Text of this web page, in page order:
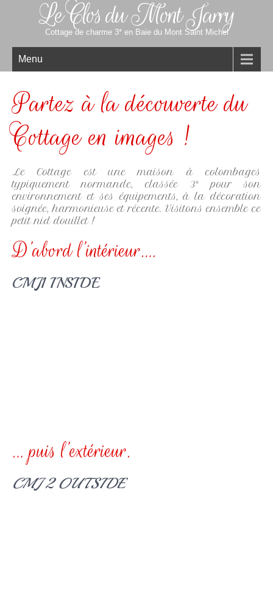
Le Clos du Mont Jarry
Cottage de charme 3* en Baie du Mont Saint Michel
Menu
Partez à la découverte du
Cottage en images !
Le Cottage est une maison à colombages
typiquement normande, classée 3* pour son
environnement et ses équipements, à la décoration
soignée, harmonieuse et récente. Visitons ensemble ce
petit nid douillet !
D’abord l’intérieur….
CMJ1 INSIDE
… puis l’extérieur.
CMJ 2 OUTSIDE